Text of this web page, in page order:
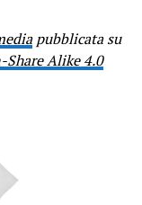
pubblicata su
Alike 4.0